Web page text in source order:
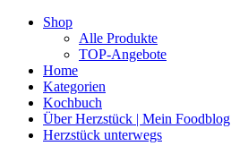
Shop
Alle Produkte
TOP-Angebote
Home
Kategorien
Kochbuch
Über Herzstück | Mein Foodblog
Herzstück unterwegs